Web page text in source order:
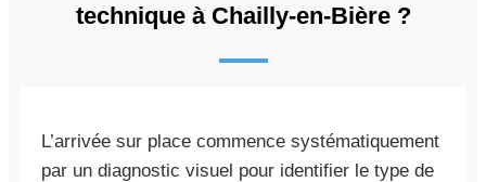
technique à Chailly-en-Bière ?
L’arrivée sur place commence systématiquement
par un diagnostic visuel pour identifier le type de